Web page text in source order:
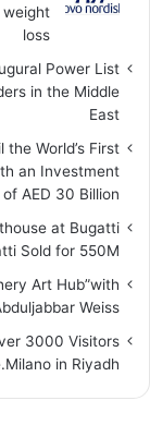
weight
loss
Power List
in the Middle
East
World’s First
an Investment
of AED 30 Billion
at Bugatti
Sold for 550M
Art Hub”with
Weiss
3000 Visitors
in Riyadh